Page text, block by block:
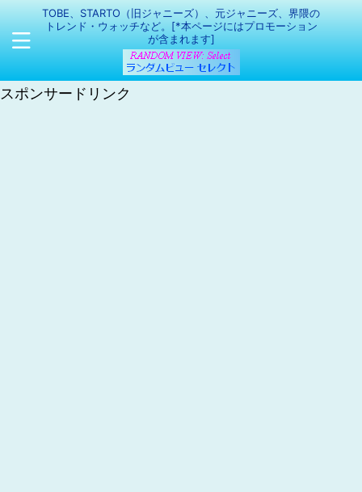
TOBE、STARTO（旧ジャニーズ）、元ジャニーズ、界隈の
トレンド・ウォッチなど。[*本ページにはプロモーション
が含まれます]
スポンサードリンク